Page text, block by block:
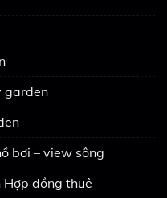
garden
bơi – view sông
Hợp đồng thuê